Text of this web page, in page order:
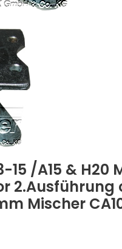
15 /A15 & H20
2.Ausführung
Mischer